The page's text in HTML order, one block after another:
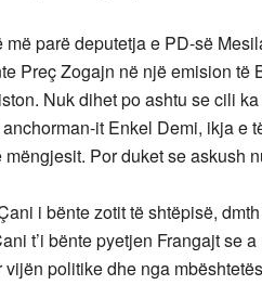
më parë deputetja e PD-së
Preç Zogajn në një emision të
Nuk dihet po ashtu se cili
it Enkel Demi, ikja e
mëngjesit. Por duket se askush
i bënte zotit të shtëpisë,
t’i bënte pyetjen Frangajt se
vijën politike dhe nga